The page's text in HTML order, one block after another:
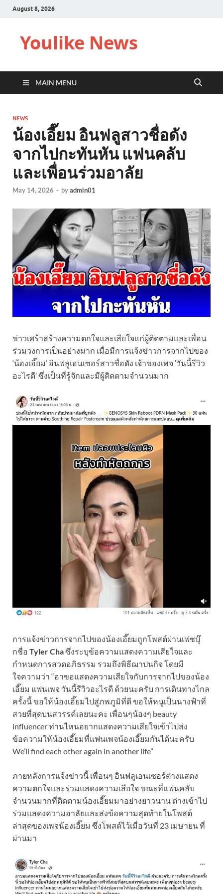
August 8, 2026
Youlike News
MAIN MENU
NEWS
น้องเอี๊ยม อินฟลูสาวชื่อดัง
จากไปกะทันหัน แฟนคลับ
และเพื่อนร่วมอาลัย
May 14, 2026 - byadmin01
ข่าวเศร้าสร้างความตกใจและเสียใจแก่ผู้ติดตามและเพื่อน
ร่วมวงการเป็นอย่างมาก เมื่อมีการแจ้งข่าวการจากไปของ
‘น้องเอี๊ยม’ อินฟลูเอนเซอร์สาวชื่อดัง เจ้าของเพจ ‘วันนี้รีวิว
อะไรดี’ ซึ่งเป็นที่รู้จักและมีผู้ติดตามจำนวนมาก
การแจ้งข่าวการจากไปของน้องเอี๊ยมถูกโพสต์ผ่านเฟซบุ๊
กชื่อ Tyler Chaซึ่งระบุข้อความแสดงความเสียใจและ
กำหนดการสวดอภิธรรม รวมถึงพิธีฌาปนกิจ โดยมี
ใจความว่า “อาขอแสดงความเสียใจกับการจากไปของน้อง
เอี๊ยม แฟนเพจ วันนี้รีวิวอะไรดี ด้วยนะครับ การเดินทางไกล
ครั้งนี้ ขอให้น้องเอี๊ยมไปสู่ภพภูมิที่ดี ขอให้หนูเป็นนางฟ้าที่
สวยที่สุดบนสวรรค์เลยนะคะ เพื่อนๆน้องๆ beauty
influencer ท่านไหนอยากแสดงความเสียใจเข้าไปส่ง
ข้อความให้น้องเอี๊ยมที่แฟนเพจน้องเอี๊ยมกันได้นะครับ
We’ll find each other again in another life”
ภายหลังการแจ้งข่าวนี้ เพื่อนๆ อินฟลูเอนเซอร์ต่างแสดง
ความตกใจและร่วมแสดงความเสียใจ ขณะที่แฟนคลับ
จำนวนมากที่ติดตามน้องเอี๊ยมมาอย่างยาวนาน ต่างเข้าไป
ร่วมแสดงความอาลัยและส่งข้อความสุดท้ายในโพสต์
ล่าสุดของเพจน้องเอี๊ยม ซึ่งโพสต์ไว้เมื่อวันที่ 23 เมษายน ที่
ผ่านมา